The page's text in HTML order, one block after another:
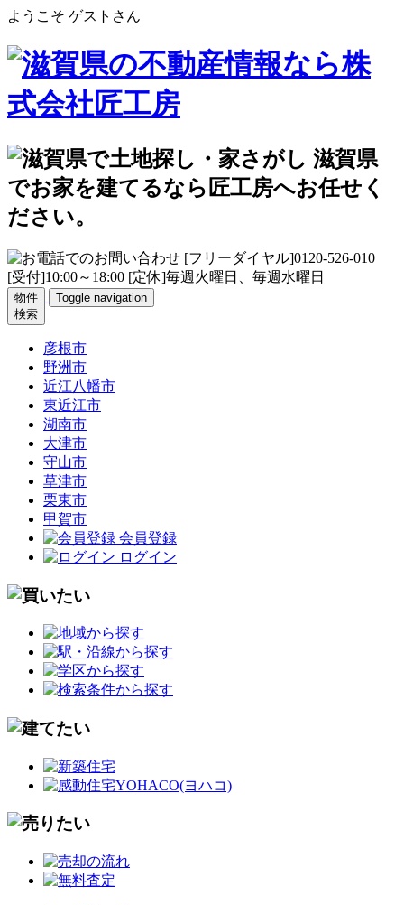
ようこそ ゲストさん
物件
検索
Toggle navigation
彦根市
野洲市
近江八幡市
東近江市
湖南市
大津市
守山市
草津市
栗東市
甲賀市
会員登録
ログイン